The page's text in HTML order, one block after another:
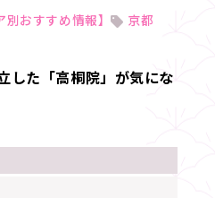
別おすすめ情報】
京都
した「高桐院」が気にな